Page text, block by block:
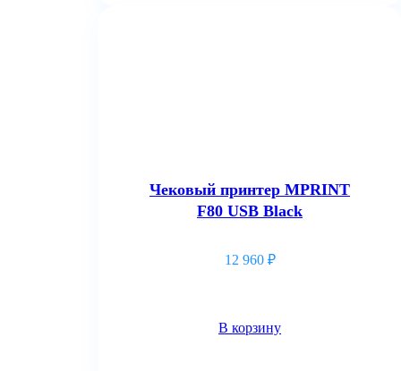
Чековый принтер MPRINT
F80 USB Black
12 960 ₽
В корзину